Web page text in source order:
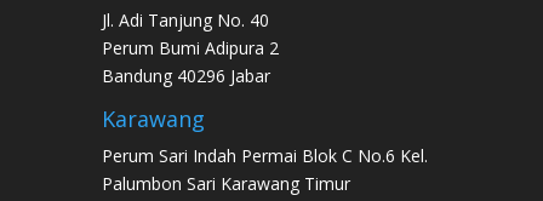
Jl. Adi Tanjung No. 40
Perum Bumi Adipura 2
Bandung 40296 Jabar
Karawang
Perum Sari Indah Permai Blok C No.6 Kel.
Palumbon Sari Karawang Timur